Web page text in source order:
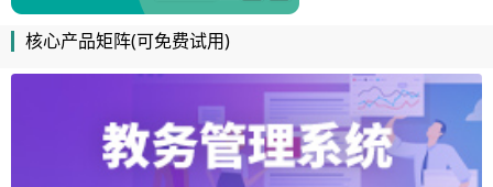
核心产品矩阵(可免费试用)